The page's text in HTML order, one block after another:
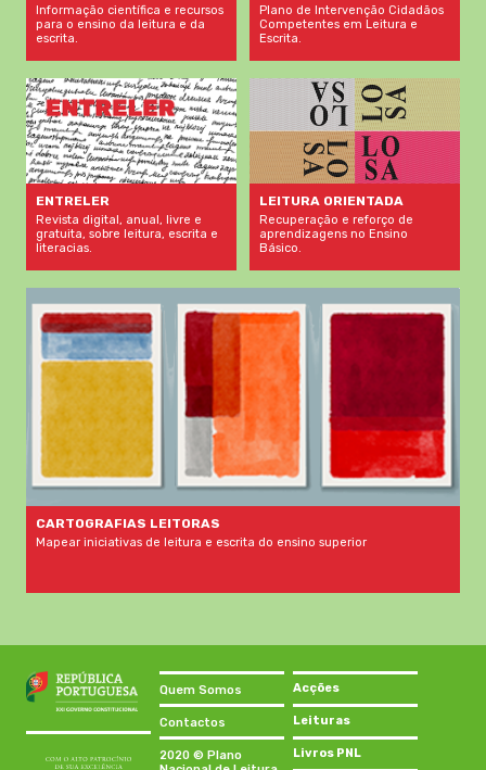
Informação científica e recursos
para o ensino da leitura e da
escrita.
Plano de Intervenção Cidadãos
Competentes em Leitura e
Escrita.
ENTRELER
Revista digital, anual, livre e
gratuita, sobre leitura, escrita e
literacias.
LEITURA ORIENTADA
Recuperação e reforço de
aprendizagens no Ensino
Básico.
CARTOGRAFIAS LEITORAS
Mapear iniciativas de leitura e escrita do ensino superior
Quem Somos
Contactos
2020 © Plano
Acções
Leituras
Livros PNL